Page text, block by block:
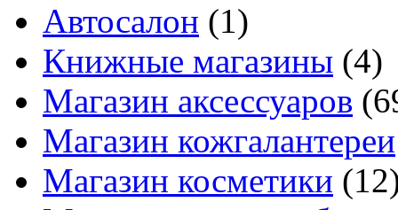
Автосалон (1)
Книжные магазины (4)
Магазин аксессуаров
Магазин кожгалантереи
Магазин косметики